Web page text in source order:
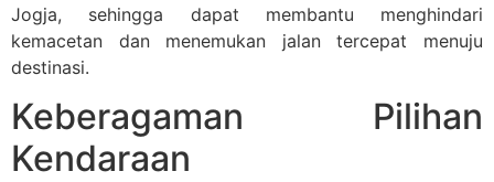
Jogja, sehingga dapat membantu menghindari
kemacetan dan menemukan jalan tercepat menuju
destinasi.
Keberagaman Pilihan
Kendaraan